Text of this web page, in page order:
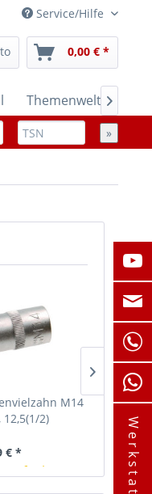
Service/Hilfe
0,00 € *
Themenwelten

»
M14
2)
€ *
verfügbar
Kraft-